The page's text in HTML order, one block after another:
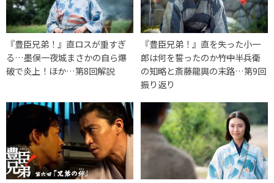
『豊臣兄弟！』直ロスが重すぎ
る…墨俣一夜城まさかの自ら爆
破で炎上！ほか…第8回解説
『豊臣兄弟！』直を失った小一
郎は何を誓ったのか――竹中半兵衛
の知略と斎藤龍興の末路…第9回
振り返り